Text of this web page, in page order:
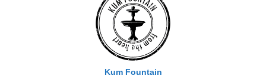
Kum Fountain